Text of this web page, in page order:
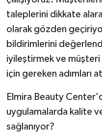
taleplerini dikkate
olarak gözden
bildirimlerini
iyileştirmek ve müşteri
için gereken adımları
Elmira Beauty
uygulamalarda kalite
sağlanıyor?